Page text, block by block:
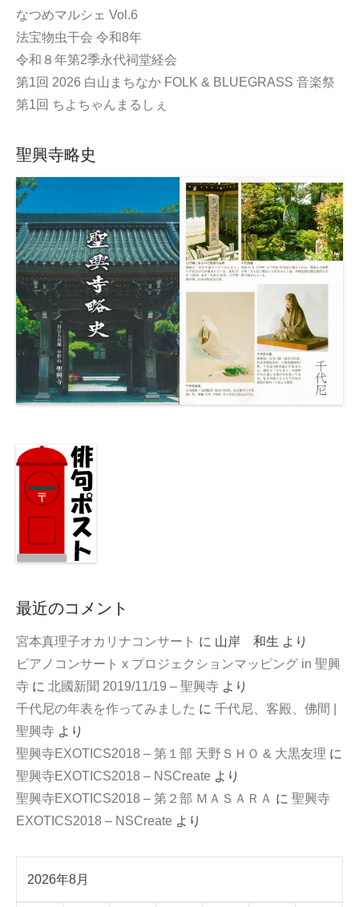
なつめマルシェ Vol.6
法宝物虫干会 令和8年
令和８年第2季永代祠堂経会
第1回 2026 白山まちなか FOLK & BLUEGRASS 音楽祭
第1回 ちよちゃんまるしぇ
聖興寺略史
最近のコメント
宮本真理子オカリナコンサート に 山岸 和生 より
ピアノコンサート x プロジェクションマッピング in 聖興
寺 に 北國新聞 2019/11/19 – 聖興寺 より
千代尼の年表を作ってみました に 千代尼、客殿、佛間 |
聖興寺 より
聖興寺EXOTICS2018 – 第１部 天野ＳＨＯ & 大黒友理 に
聖興寺EXOTICS2018 – NSCreate より
聖興寺EXOTICS2018 – 第２部 ＭＡＳＡＲＡ に 聖興寺
EXOTICS2018 – NSCreate より
2026年8月